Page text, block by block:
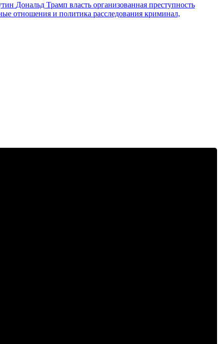
Дональд Трамп власть организованная преступность
отношения и политика расследования криминал,